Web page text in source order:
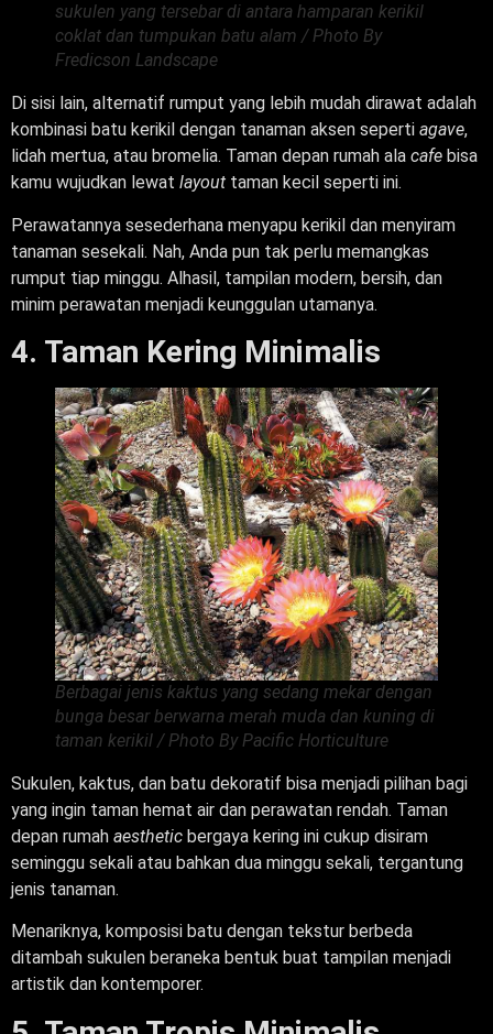
sukulen yang tersebar di antara hamparan kerikil
coklat dan tumpukan batu alam / Photo By
Fredicson Landscape
Di sisi lain, alternatif rumput yang lebih mudah dirawat adalah
kombinasi batu kerikil dengan tanaman aksen seperti agave,
lidah mertua, atau bromelia. Taman depan rumah ala cafe bisa
kamu wujudkan lewat layout taman kecil seperti ini.
Perawatannya sesederhana menyapu kerikil dan menyiram
tanaman sesekali. Nah, Anda pun tak perlu memangkas
rumput tiap minggu. Alhasil, tampilan modern, bersih, dan
minim perawatan menjadi keunggulan utamanya.
4. Taman Kering Minimalis
Berbagai jenis kaktus yang sedang mekar dengan
bunga besar berwarna merah muda dan kuning di
taman kerikil / Photo By Pacific Horticulture
Sukulen, kaktus, dan batu dekoratif bisa menjadi pilihan bagi
yang ingin taman hemat air dan perawatan rendah. Taman
depan rumah aesthetic bergaya kering ini cukup disiram
seminggu sekali atau bahkan dua minggu sekali, tergantung
jenis tanaman.
Menariknya, komposisi batu dengan tekstur berbeda
ditambah sukulen beraneka bentuk buat tampilan menjadi
artistik dan kontemporer.